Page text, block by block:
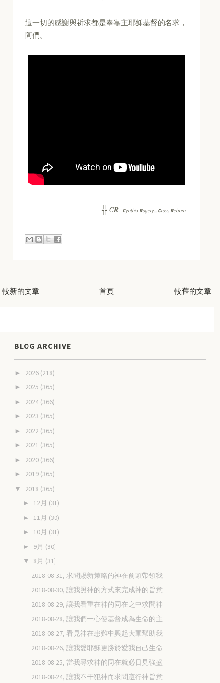
這一切的感謝與祈求都是奉靠主耶穌基督的名求，
阿們。
╬CR -Cynthia, Rogery... Cross, Reborn...
較新的文章 較舊的文章
首頁
BLOG ARCHIVE
► 2026 (218)
► 2025 (365)
► 2024 (366)
► 2023 (365)
► 2022 (365)
► 2021 (365)
► 2020 (366)
► 2019 (365)
▼ 2018 (365)
► 12月 (31)
► 11月 (30)
► 10月 (31)
► 9月 (30)
▼ 8月 (31)
2018-08-31, 求問賜新策略的神在前頭帶領我
2018-08-30, 讓我照神的方式來完成神的旨意
2018-08-29, 讓我看重在神的同在之中求問神
2018-08-28, 讓我們一心使基督成為生命的主
2018-08-27, 看見神在患難中興起大軍幫助我
2018-08-26, 讓我愛耶穌更勝於愛我自己生命
2018-08-25, 當我尋求神的同在就必日見強盛
2018-08-24, 讓我不干犯神而求問遵行神旨意